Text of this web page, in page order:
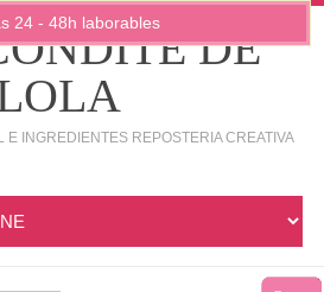
DE
E INGREDIENTES REPOSTERIA CREATIVA
24 - 48h laborables